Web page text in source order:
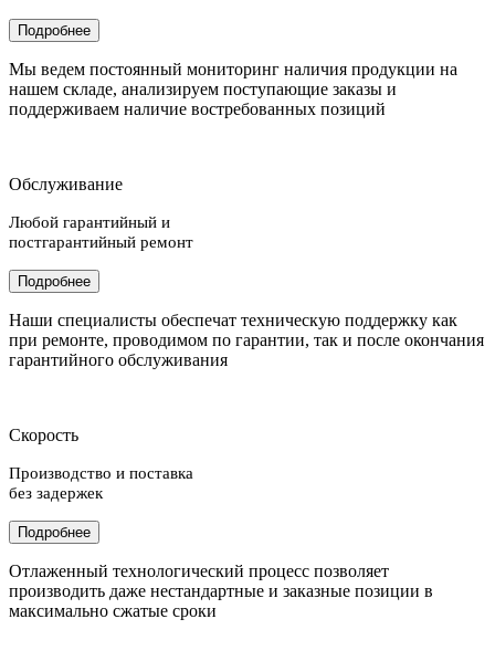
Подробнее
Мы ведем постоянный мониторинг наличия продукции на
нашем складе, анализируем поступающие заказы и
поддерживаем наличие востребованных позиций
Обслуживание
Любой гарантийный и
постгарантийный ремонт
Подробнее
Наши специалисты обеспечат техническую поддержку как
при ремонте, проводимом по гарантии, так и после окончания
гарантийного обслуживания
Скорость
Производство и поставка
без задержек
Подробнее
Отлаженный технологический процесс позволяет
производить даже нестандартные и заказные позиции в
максимально сжатые сроки